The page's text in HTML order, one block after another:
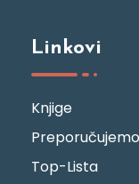
Linkovi
Knjige
Preporučujemo
Top-Lista